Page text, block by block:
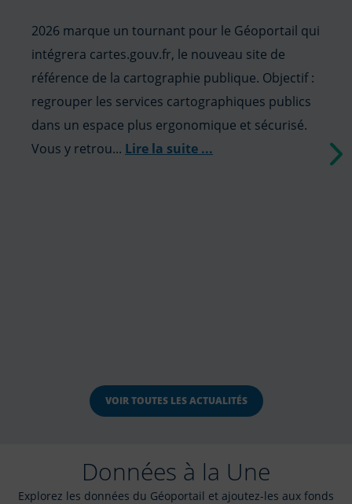
2026 marque un tournant pour le Géoportail qui
intégrera cartes.gouv.fr, le nouveau site de
référence de la cartographie publique. Objectif :
regrouper les services cartographiques publics
dans un espace plus ergonomique et sécurisé.
Vous y retrou... Lire la suite ...
VOIR TOUTES LES ACTUALITÉS
Données à la Une
Explorez les données du Géoportail et ajoutez-les aux fonds